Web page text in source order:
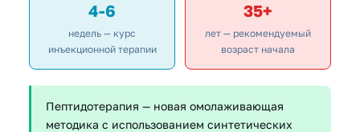
4-6
недель — курс
инъекционной терапии
35+
лет — рекомендуемый
возраст начала
Пептидотерапия — новая омолаживающая
методика с использованием синтетических